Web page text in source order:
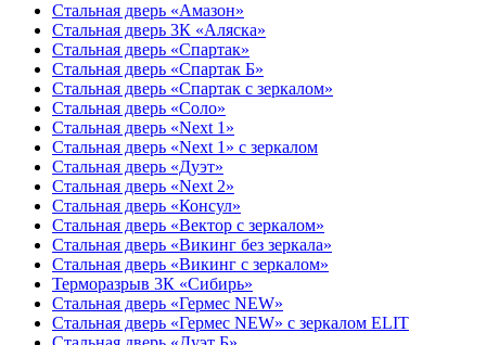
Стальная дверь «Амазон»
Стальная дверь 3К «Аляска»
Стальная дверь «Спартак»
Стальная дверь «Спартак Б»
Стальная дверь «Спартак с зеркалом»
Стальная дверь «Соло»
Стальная дверь «Next 1»
Стальная дверь «Next 1» с зеркалом
Стальная дверь «Дуэт»
Стальная дверь «Next 2»
Стальная дверь «Консул»
Стальная дверь «Вектор с зеркалом»
Стальная дверь «Викинг без зеркала»
Стальная дверь «Викинг c зеркалом»
Терморазрыв 3К «Сибирь»
Стальная дверь «Гермес NEW»
Стальная дверь «Гермес NEW» с зеркалом ELIT